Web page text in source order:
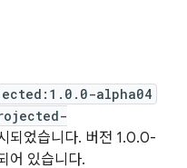
alpha04
되었습니다. 버전 1.0.0-
어 있습니다.